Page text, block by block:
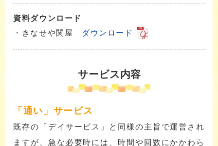
資料ダウンロード
・きなせや関屋
ダウンロード
サービス内容
「通い」サービス
既存の「デイサービス」と同様の主旨で運営され
ますが、急な必要時には、時間や回数にかかわら